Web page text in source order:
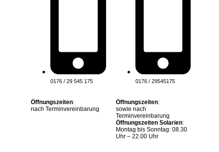
0176 / 29 545 175
Öffnungszeiten:
nach Terminvereinbarung
0176 / 29545175
Öffnungszeiten:
sowie nach
Terminvereinbarung
Öffnungszeiten Solarien:
Montag bis Sonntag: 08.30
Uhr – 22.00 Uhr